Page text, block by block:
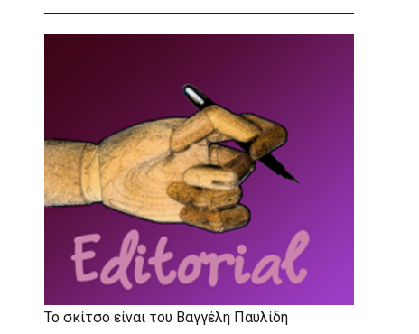
Το σκίτσο είναι του Βαγγέλη Παυλίδη